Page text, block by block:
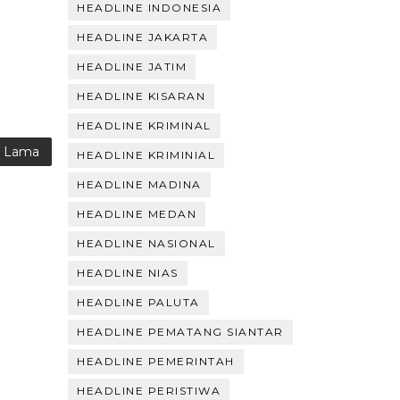
Lama
HEADLINE INDONESIA
HEADLINE JAKARTA
HEADLINE JATIM
HEADLINE KISARAN
HEADLINE KRIMINAL
HEADLINE KRIMINIAL
HEADLINE MADINA
HEADLINE MEDAN
HEADLINE NASIONAL
HEADLINE NIAS
HEADLINE PALUTA
HEADLINE PEMATANG SIANTAR
HEADLINE PEMERINTAH
HEADLINE PERISTIWA